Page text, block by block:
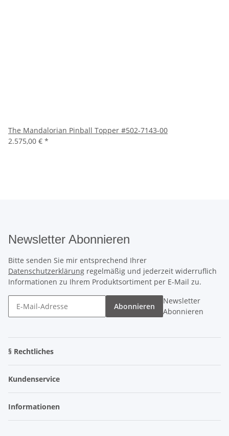
The Mandalorian Pinball Topper #502-7143-00
2.575,00 € *
Newsletter Abonnieren
Bitte senden Sie mir entsprechend Ihrer
Datenschutzerklärung regelmäßig und jederzeit widerruflich
Informationen zu Ihrem Produktsortiment per E-Mail zu.
Abonnieren
Newsletter
Abonnieren
§ Rechtliches
Kundenservice
Informationen